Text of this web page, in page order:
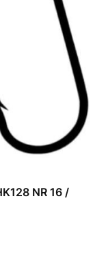
NR 16 /